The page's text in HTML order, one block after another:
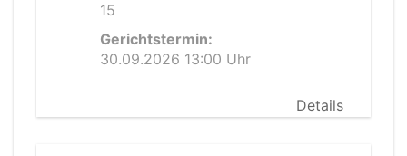
15
Gerichtstermin:
30.09.2026 13:00 Uhr
Details